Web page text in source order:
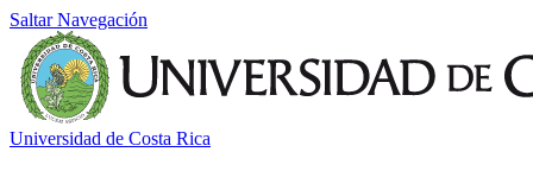
Saltar Navegación
Universidad de Costa Rica